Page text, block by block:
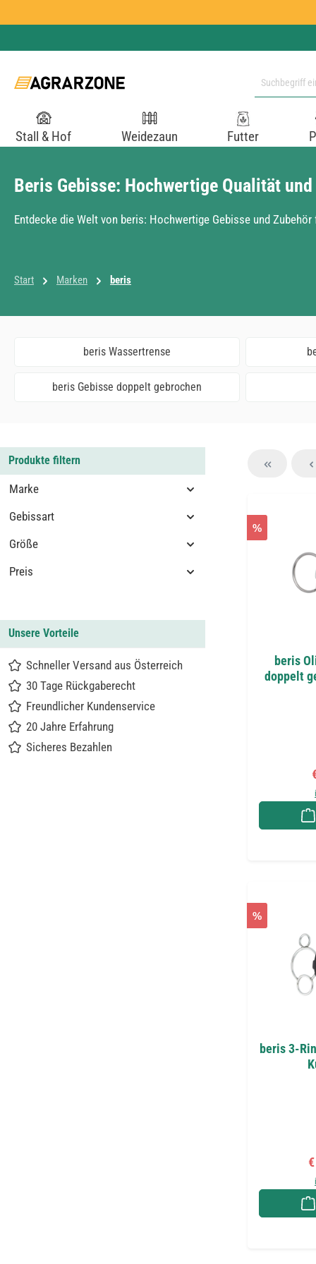
Stall & Hof Weidezaun Futter
Beris Gebisse: Hochwertige Qualität
Entdecke die Welt von beris: Hochwertige Gebisse und
Start Marken beris
beris Wassertrense
beris Gebisse doppelt gebrochen
Produkte filtern
Marke
Gebissart
Größe
Preis
Unsere Vorteile
Schneller Versand aus Österreich
30 Tage Rückgaberecht
Freundlicher Kundenservice
20 Jahre Erfahrung
Sicheres Bezahlen
%
beris
doppelt
%
beris 3-